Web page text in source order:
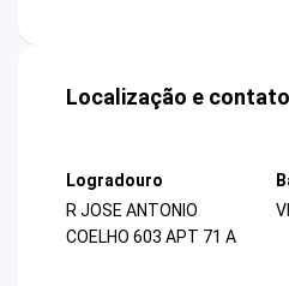
Localização e
Logradouro
R JOSE ANTONIO
COELHO 603 APT 71 A